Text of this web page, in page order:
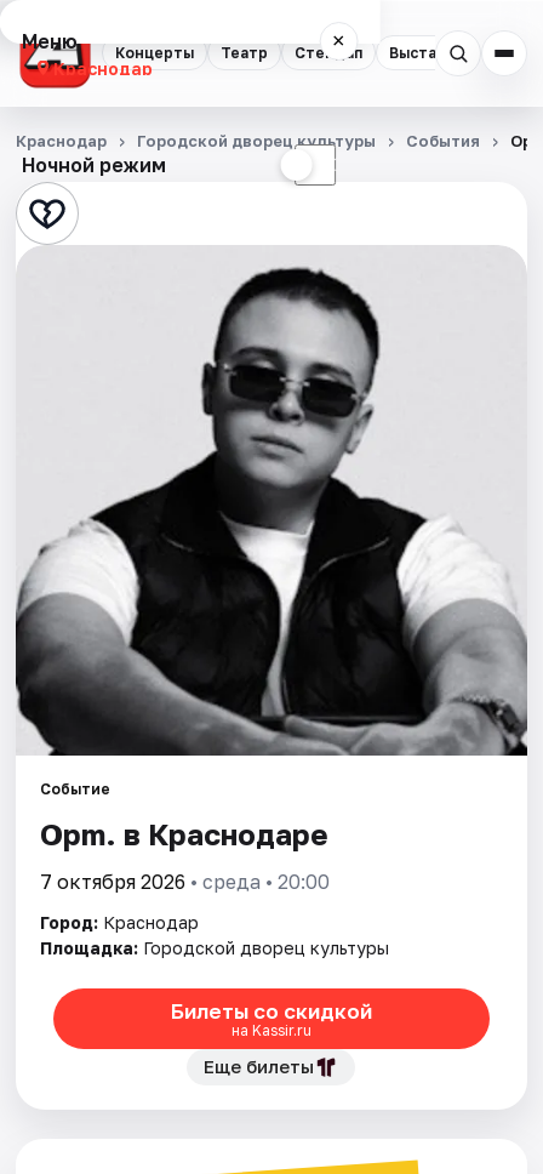
Концерты Театр Стендап Выставки
Меню ×
Краснодар
Концерты
Театр
Стендап
События
Города
Площадки
Артисты
Ночной режим ☾
Краснодар Городской дворец культуры События
Событие
Opm. в Краснодаре
7 октября 2026 • среда • 20:00
Город: Краснодар
Площадка: Городской дворец культуры
Билеты со скидкой
на Kassir.ru
Еще билеты